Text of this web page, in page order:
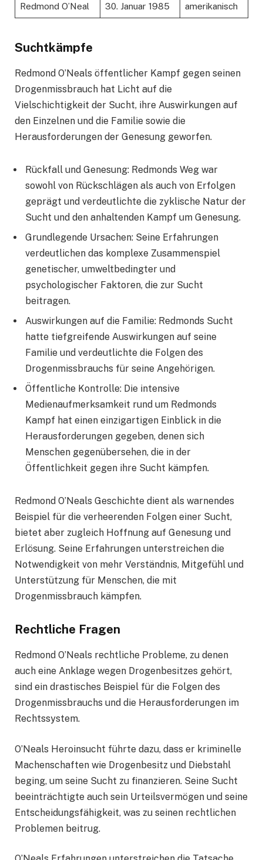
Redmond O’Neal 30. Januar 1985 amerikanisch
Suchtkämpfe
Redmond O’Neals öffentlicher Kampf gegen seinen
Drogenmissbrauch hat Licht auf die
Vielschichtigkeit der Sucht, ihre Auswirkungen auf
den Einzelnen und die Familie sowie die
Herausforderungen der Genesung geworfen.
Rückfall und Genesung: Redmonds Weg war
sowohl von Rückschlägen als auch von Erfolgen
geprägt und verdeutlichte die zyklische Natur der
Sucht und den anhaltenden Kampf um Genesung.
Grundlegende Ursachen: Seine Erfahrungen
verdeutlichen das komplexe Zusammenspiel
genetischer, umweltbedingter und
psychologischer Faktoren, die zur Sucht
beitragen.
Auswirkungen auf die Familie: Redmonds Sucht
hatte tiefgreifende Auswirkungen auf seine
Familie und verdeutlichte die Folgen des
Drogenmissbrauchs für seine Angehörigen.
Öffentliche Kontrolle: Die intensive
Medienaufmerksamkeit rund um Redmonds
Kampf hat einen einzigartigen Einblick in die
Herausforderungen gegeben, denen sich
Menschen gegenübersehen, die in der
Öffentlichkeit gegen ihre Sucht kämpfen.
Redmond O’Neals Geschichte dient als warnendes
Beispiel für die verheerenden Folgen einer Sucht,
bietet aber zugleich Hoffnung auf Genesung und
Erlösung. Seine Erfahrungen unterstreichen die
Notwendigkeit von mehr Verständnis, Mitgefühl und
Unterstützung für Menschen, die mit
Drogenmissbrauch kämpfen.
Rechtliche Fragen
Redmond O’Neals rechtliche Probleme, zu denen
auch eine Anklage wegen Drogenbesitzes gehört,
sind ein drastisches Beispiel für die Folgen des
Drogenmissbrauchs und die Herausforderungen im
Rechtssystem.
O’Neals Heroinsucht führte dazu, dass er kriminelle
Machenschaften wie Drogenbesitz und Diebstahl
beging, um seine Sucht zu finanzieren. Seine Sucht
beeinträchtigte auch sein Urteilsvermögen und seine
Entscheidungsfähigkeit, was zu seinen rechtlichen
Problemen beitrug.